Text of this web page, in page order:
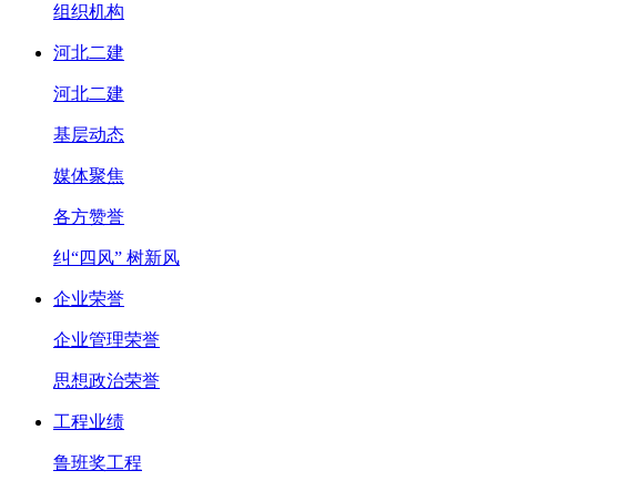
组织机构
河北二建
河北二建
基层动态
媒体聚焦
各方赞誉
纠“四风” 树新风
企业荣誉
企业管理荣誉
思想政治荣誉
工程业绩
鲁班奖工程